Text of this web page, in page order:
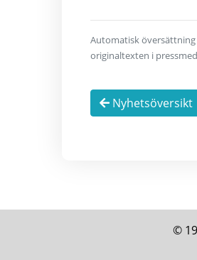
Automatisk översättning
originaltexten i
Nyhetsöversikt
©